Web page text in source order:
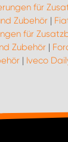
für
Zubehör|
für
Zubehör|
| Iveco